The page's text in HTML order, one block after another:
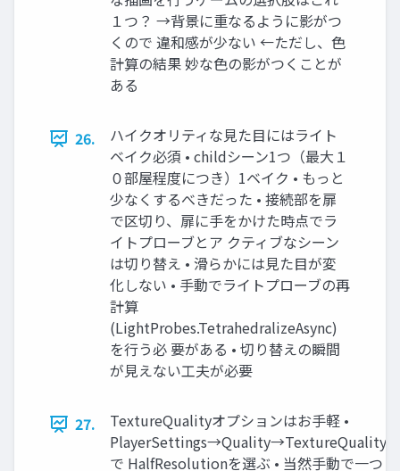
１つ？ →背景に重なるように影がつ
くので 違和感が少ない ←ただし、⾊
計算の結果 妙な⾊の影がつくことが
ある
26.
ハイクオリティな⾒た⽬にはライト
ベイク必須 • childシーン1つ（最⼤１
０部屋程度につき）1ベイク • もっと
少なくするべきだった • 接続部を扉
で区切り、扉に⼿をかけた時点でラ
イトプローブとア クティブなシーン
は切り替え • 滑らかには⾒た⽬が変
化しない • ⼿動でライトプローブの再
計算
(LightProbes.TetrahedralizeAsync)
を⾏う必 要がある • 切り替えの瞬間
が⾒えない⼯夫が必要
27.
TextureQualityオプションはお⼿軽 •
PlayerSettings→Quality→TextureQuality
で HalfResolutionを選ぶ • 当然⼿動で⼀つ